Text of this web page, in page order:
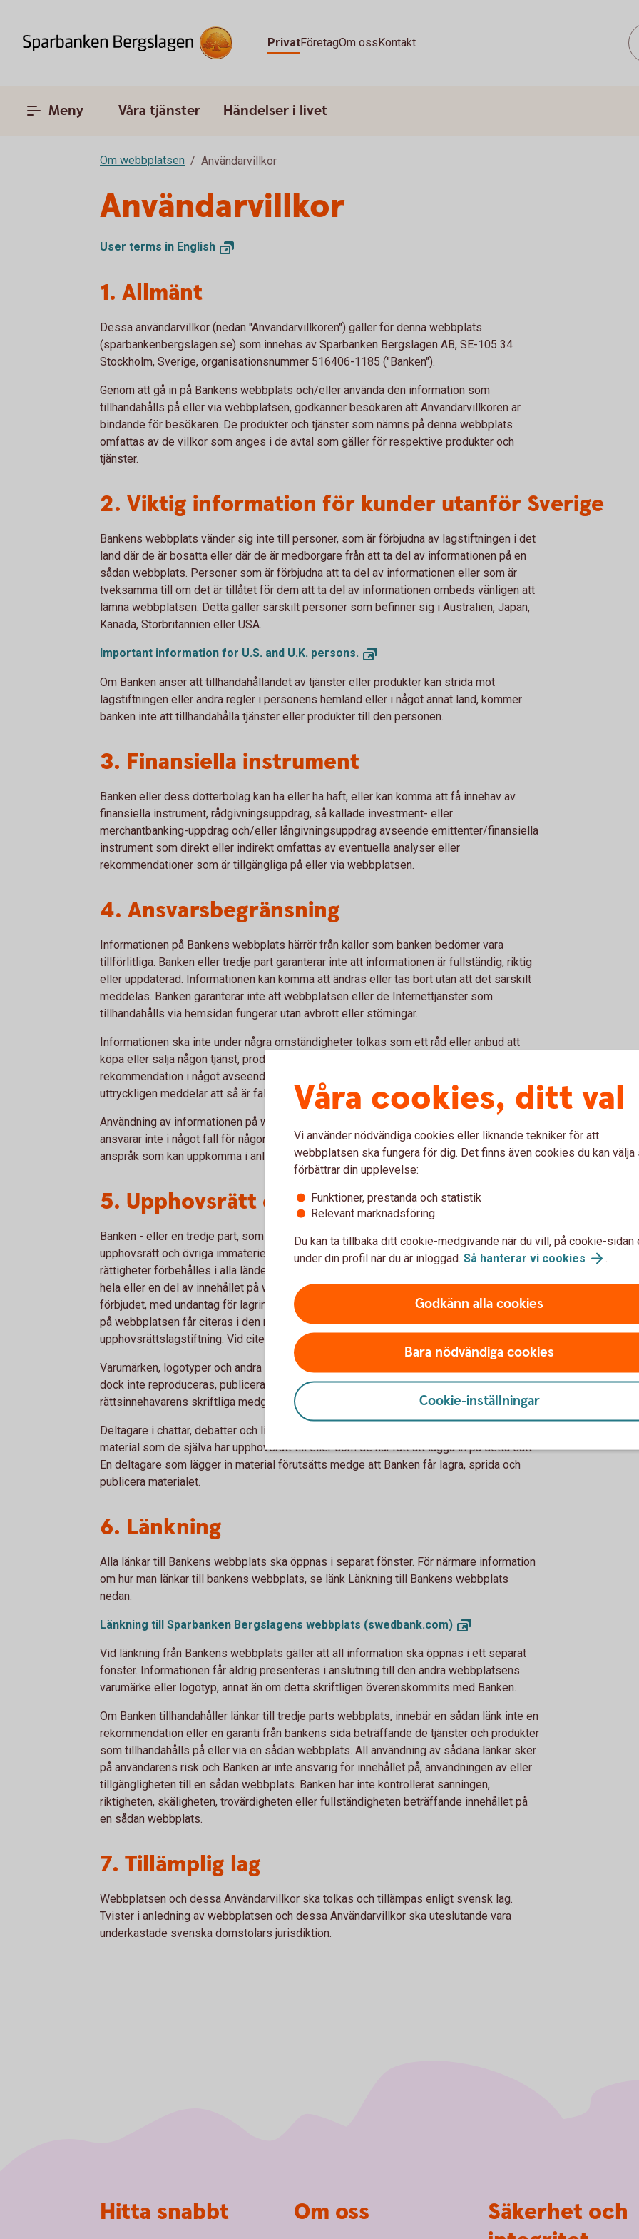
PrivatFöretagOm ossKontakt
Meny Våra tjänster Händelser i livet
Om webbplatsen Användarvillkor
Användarvillkor
User terms in English
1. Allmänt
Dessa användarvillkor (nedan "Användarvillkoren") gäller för denna webbplats
(sparbankenbergslagen.se) som innehas av Sparbanken Bergslagen AB, SE-105 34
Stockholm, Sverige, organisationsnummer 516406-1185 ("Banken").
Genom att gå in på Bankens webbplats och/eller använda den information som
tillhandahålls på eller via webbplatsen, godkänner besökaren att Användarvillkoren är
bindande för besökaren. De produkter och tjänster som nämns på denna webbplats
omfattas av de villkor som anges i de avtal som gäller för respektive produkter och
tjänster.
2. Viktig information för kunder utanför Sverige
Bankens webbplats vänder sig inte till personer, som är förbjudna av lagstiftningen i det
land där de är bosatta eller där de är medborgare från att ta del av informationen på en
sådan webbplats. Personer som är förbjudna att ta del av informationen eller som är
tveksamma till om det är tillåtet för dem att ta del av informationen ombeds vänligen att
lämna webbplatsen. Detta gäller särskilt personer som befinner sig i Australien, Japan,
Kanada, Storbritannien eller USA.
Important information for U.S. and U.K. persons.
Om Banken anser att tillhandahållandet av tjänster eller produkter kan strida mot
lagstiftningen eller andra regler i personens hemland eller i något annat land, kommer
banken inte att tillhandahålla tjänster eller produkter till den personen.
3. Finansiella instrument
Banken eller dess dotterbolag kan ha eller ha haft, eller kan komma att få innehav av
finansiella instrument, rådgivningsuppdrag, så kallade investment- eller
merchantbanking-uppdrag och/eller långivningsuppdrag avseende emittenter/finansiella
instrument som direkt eller indirekt omfattas av eventuella analyser eller
rekommendationer som är tillgängliga på eller via webbplatsen.
4. Ansvarsbegränsning
Informationen på Bankens webbplats härrör från källor som banken bedömer vara
tillförlitliga. Banken eller tredje part garanterar inte att informationen är fullständig, riktig
eller uppdaterad. Informationen kan komma att ändras eller tas bort utan att det särskilt
meddelas. Banken garanterar inte att webbplatsen eller de Internettjänster som
tillhandahålls via hemsidan fungerar utan avbrott eller störningar.
Informationen ska inte under några omständigheter tolkas som ett råd eller anbud att
köpa eller sälja någon tjänst, produkt eller finansiellt instrument, eller som en
rekommendation i något avseende från informationsgivaren, om inte informationsgivaren
uttryckligen meddelar att så är fallet.
Användning av informationen på webbplatsen sker på användarens egen risk. Banken
ansvarar inte i något fall för någon direkt eller indirekt skada, kostnad, förlust eller
anspråk som kan uppkomma i anledning av användningen av webbplatsen.
5. Upphovsrätt och varumärken
Banken - eller en tredje part, som gjort särskilt förbehåll härom - behåller äganderätt,
upphovsrätt och övriga immateriella rättigheter till informationen på webbplatsen. Alla
rättigheter förbehålles i alla länder. Publicering, reproduktion, överföring eller lagring av
hela eller en del av innehållet på webbplatsen utan rättsinnehavarens tillstånd är
förbjudet, med undantag för lagring på dator eller utskrift för personligt bruk. Innehållet
på webbplatsen får citeras i den mån det är tillåtet enligt gällande
upphovsrättslagstiftning. Vid citering måste källan tydligt anges.
Varumärken, logotyper och andra kännetecken som förekommer på webbplatsen får
dock inte reproduceras, publiceras, distribueras eller användas på annat sätt utan
rättsinnehavarens skriftliga medgivande.
Deltagare i chattar, debatter och liknande på Bankens webbplats får bara lägga in
material som de själva har upphovsrätt till eller som de har rätt att lägga in på detta sätt.
En deltagare som lägger in material förutsätts medge att Banken får lagra, sprida och
publicera materialet.
6. Länkning
Alla länkar till Bankens webbplats ska öppnas i separat fönster. För närmare information
om hur man länkar till bankens webbplats, se länk Länkning till Bankens webbplats
nedan.
Länkning till Sparbanken Bergslagens webbplats (swedbank.com)
Vid länkning från Bankens webbplats gäller att all information ska öppnas i ett separat
fönster. Informationen får aldrig presenteras i anslutning till den andra webbplatsens
varumärke eller logotyp, annat än om detta skriftligen överenskommits med Banken.
Om Banken tillhandahåller länkar till tredje parts webbplats, innebär en sådan länk inte en
rekommendation eller en garanti från bankens sida beträffande de tjänster och produkter
som tillhandahålls på eller via en sådan webbplats. All användning av sådana länkar sker
på användarens risk och Banken är inte ansvarig för innehållet på, användningen av eller
tillgängligheten till en sådan webbplats. Banken har inte kontrollerat sanningen,
riktigheten, skäligheten, trovärdigheten eller fullständigheten beträffande innehållet på
en sådan webbplats.
7. Tillämplig lag
Webbplatsen och dessa Användarvillkor ska tolkas och tillämpas enligt svensk lag.
Tvister i anledning av webbplatsen och dessa Användarvillkor ska uteslutande vara
underkastade svenska domstolars jurisdiktion.
Våra cookies, ditt val
Vi använder nödvändiga cookies eller liknande tekniker för att
webbplatsen ska fungera för dig. Det finns även cookies du kan välja
förbättrar din upplevelse:
Funktioner, prestanda och statistik
Relevant marknadsföring
Du kan ta tillbaka ditt cookie-medgivande när du vill, på cookie-sidan
under din profil när du är inloggad. Så hanterar vi cookies .
Godkänn alla cookies
Bara nödvändiga cookies
Cookie-inställningar
Hitta snabbt Om oss
Säkerhet och